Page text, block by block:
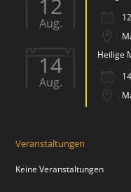
12
Aug.
14
Aug.
Heilige
Veranstaltungen
Keine Veranstaltungen